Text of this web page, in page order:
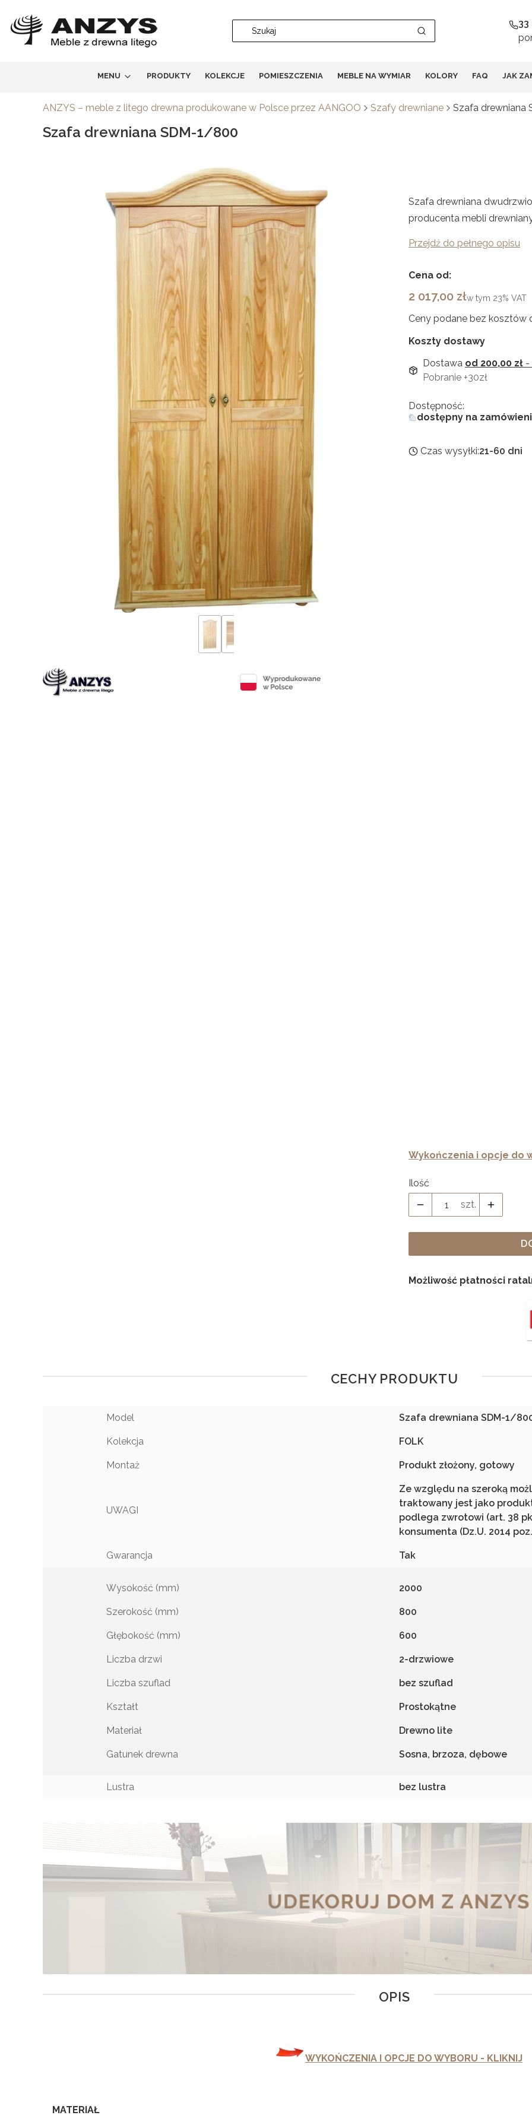
WyczyśćSzukaj
33
MENU PRODUKTY KOLEKCJE POMIESZCZENIA MEBLE NA WYMIAR KOLORY FAQ JAK
ANZYS – meble z litego drewna produkowane w Polsce przez AANGOO Szafy drewniane Szafa drewniana
Szafa drewniana SDM-1/800
Szafa drewniana
producenta mebli
Przejdź do pełnego opisu
Cena od:
Cena
2 017,00 złw tym 23% VAT
Ceny podane bez kosztów
Koszty dostawy
Dostawa od 200,00 zł -
Pobranie +30zł
Dostępność:
dostępny na
Czas wysyłki:21-60 dni
Wykończenia i opcje do
Ilość
szt.
Możliwość płatności
CECHY PRODUKTU
Model Szafa drewniana SDM-1/
Kolekcja FOLK
Montaż Produkt złożony, gotowy
UWAGI
Ze względu na szeroką
traktowany jest jako
podlega zwrotowi (art. 38
konsumenta (Dz.U. 2014
Gwarancja Tak
Wysokość (mm) 2000
Szerokość (mm) 800
Głębokość (mm) 600
Liczba drzwi 2-drzwiowe
Liczba szuflad bez szuflad
Kształt Prostokątne
Materiał Drewno lite
Gatunek drewna Sosna, brzoza, dębowe
Lustra bez lustra
OPIS
WYKOŃCZENIA I OPCJE DO WYBORU - KLIKNIJ
MATERIAŁ